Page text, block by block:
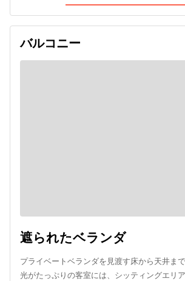
バルコニー
遮られたベランダ
プライベートベランダを見渡す床から天井ま
光がたっぷりの客室には、シッティングエリ